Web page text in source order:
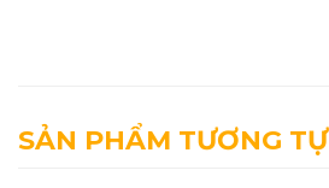
SẢN PHẨM TƯƠNG TỰ